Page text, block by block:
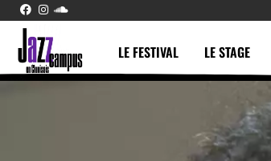
LE FESTIVAL LE STAGE